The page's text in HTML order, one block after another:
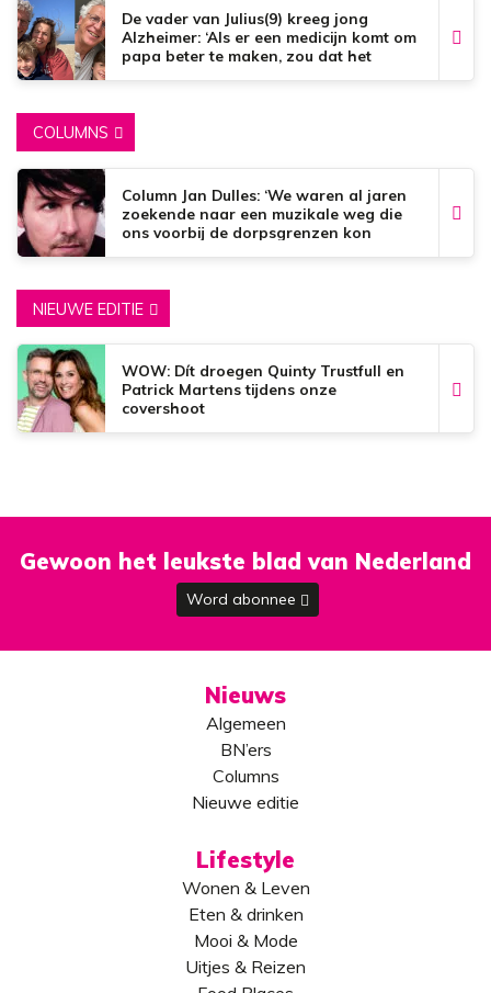
De vader van Julius(9) kreeg jong
Alzheimer: ‘Als er een medicijn komt om
papa beter te maken, zou dat het
COLUMNS
Column Jan Dulles: ‘We waren al jaren
zoekende naar een muzikale weg die
ons voorbij de dorpsgrenzen kon
NIEUWE EDITIE
WOW: Dít droegen Quinty Trustfull en
Patrick Martens tijdens onze
covershoot
Gewoon het leukste blad van Nederland
Word abonnee
Nieuws
Algemeen
BN’ers
Columns
Nieuwe editie
Lifestyle
Wonen & Leven
Eten & drinken
Mooi & Mode
Uitjes & Reizen